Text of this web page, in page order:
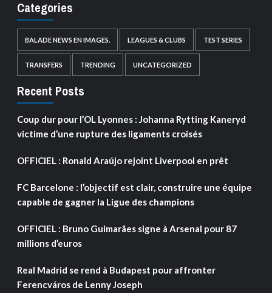
Categories
BALADE NEWS EN IMAGES. LEAGUES & CLUBS TEST SERIES
TRANSFERS TRENDING UNCATEGORIZED
Recent Posts
Coup dur pour l’OL Lyonnes : Johanna Rytting Kaneryd
victime d’une rupture des ligaments croisés
OFFICIEL : Ronald Araújo rejoint Liverpool en prêt
FC Barcelone : l’objectif est clair, construire une équipe
capable de gagner la Ligue des champions
OFFICIEL : Bruno Guimarães signe à Arsenal pour 87
millions d’euros
Real Madrid se rend à Budapest pour affronter
Ferencváros de Lenny Joseph